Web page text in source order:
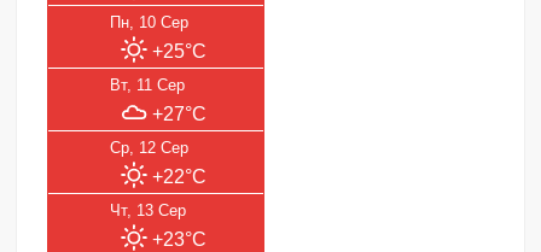
Пн, 10 Сер
+25°C
Вт, 11 Сер
+27°C
Ср, 12 Сер
+22°C
Чт, 13 Сер
+23°C